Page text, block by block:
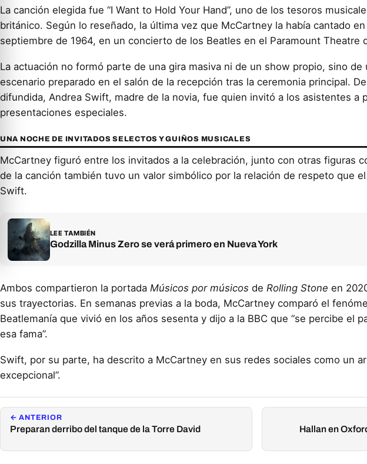
La canción elegida fue “I Want to Hold Your Hand”, uno de los tesoros
británico. Según lo reseñado, la última vez que McCartney la había cantado
septiembre de 1964, en un concierto de los Beatles en el Paramount Theatre
La actuación no formó parte de una gira masiva ni de un show propio, sino
escenario preparado en el salón de la recepción tras la ceremonia principal.
difundida, Andrea Swift, madre de la novia, fue quien invitó a los asistentes a
presentaciones especiales.
UNA NOCHE DE INVITADOS SELECTOS Y GUIÑOS MUSICALES
McCartney figuró entre los invitados a la celebración, junto con otras figuras
de la canción también tuvo un valor simbólico por la relación de respeto que
Swift.
LEE TAMBIÉN
Godzilla Minus Zero se verá primero en Nueva York
Ambos compartieron la portada Músicos por músicos de Rolling Stone en
sus trayectorias. En semanas previas a la boda, McCartney comparó el
Beatlemanía que vivió en los años sesenta y dijo a la BBC que “se percibe el
esa fama”.
Swift, por su parte, ha descrito a McCartney en sus redes sociales como un
excepcional”.
← ANTERIOR
Preparan derribo del tanque de la Torre David
Hallan en